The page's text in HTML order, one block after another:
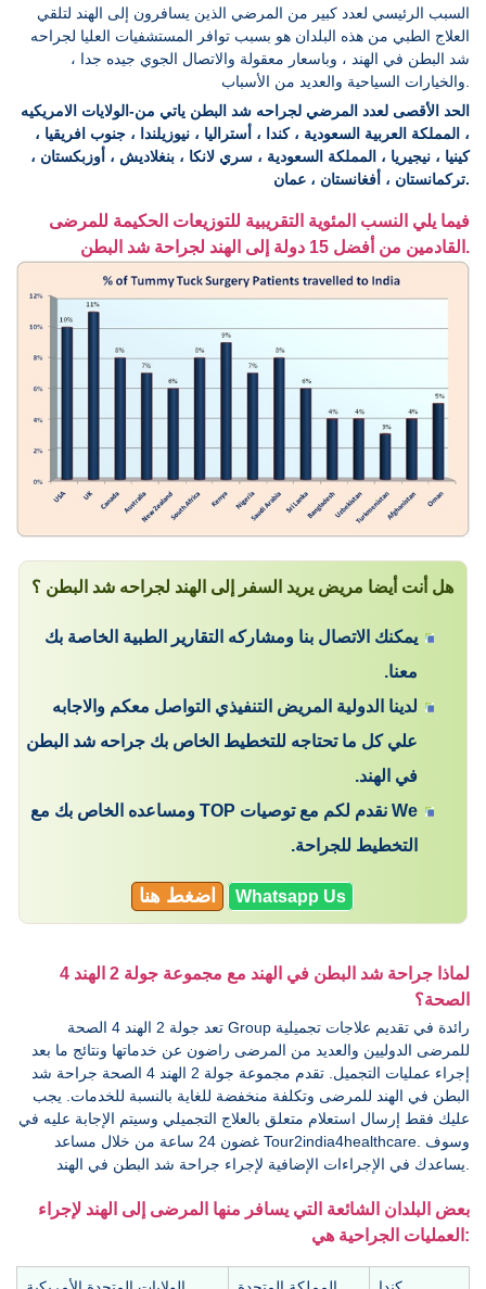
السبب الرئيسي لعدد كبير من المرضي الذين يسافرون إلى الهند لتلقي
العلاج الطبي من هذه البلدان هو بسبب توافر المستشفيات العليا لجراحه
شد البطن في الهند ، وباسعار معقولة والاتصال الجوي جيده جدا ،
الحد الأقصى لعدد المرضي لجراحه شد البطن ياتي من-الولايات الامريكيه
، المملكة العربية السعودية ، كندا ، أستراليا ، نيوزيلندا ، جنوب افريقيا ،
كينيا ، نيجيريا ، المملكة السعودية ، سري لانكا ، بنغلاديش ، أوزبكستان ،
تركمانستان ، أفغانستان ، عمان.
فيما يلي النسب المئوية التقريبية للتوزيعات الحكيمة للمرضى
القادمين من أفضل 15 دولة إلى الهند لجراحة شد البطن.
هل أنت أيضا مريض يريد السفر إلى الهند لجراحه شد البطن ؟
يمكنك الاتصال بنا ومشاركه التقارير الطبية الخاصة بك
معنا.
لدينا الدولية المريض التنفيذي التواصل معكم والاجابه
علي كل ما تحتاجه للتخطيط الخاص بك جراحه شد البطن
في الهند.
We نقدم لكم مع توصيات TOP ومساعده الخاص بك مع
التخطيط للجراحة.
اضغط هنا Whatsapp Us
لماذا جراحة شد البطن في الهند مع مجموعة جولة 2 الهند 4
الصحة؟
تعد جولة 2 الهند 4 الصحة Group رائدة في تقديم علاجات تجميلية
للمرضى الدوليين والعديد من المرضى راضون عن خدماتها ونتائج ما بعد
إجراء عمليات التجميل. تقدم مجموعة جولة 2 الهند 4 الصحة جراحة شد
البطن في الهند للمرضى وتكلفة منخفضة للغاية بالنسبة للخدمات. يجب
عليك فقط إرسال استعلام متعلق بالعلاج التجميلي وسيتم الإجابة عليه في
غضون 24 ساعة من خلال مساعد Tour2india4healthcare. وسوف
يساعدك في الإجراءات الإضافية لإجراء جراحة شد البطن في الهند.
بعض البلدان الشائعة التي يسافر منها المرضى إلى الهند لإجراء
العمليات الجراحية هي: